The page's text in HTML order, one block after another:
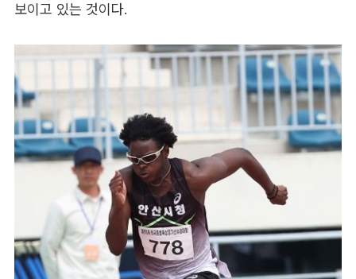
보이고 있는 것이다.